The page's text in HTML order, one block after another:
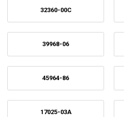
32360-00C
39968-06
45964-86
17025-03A